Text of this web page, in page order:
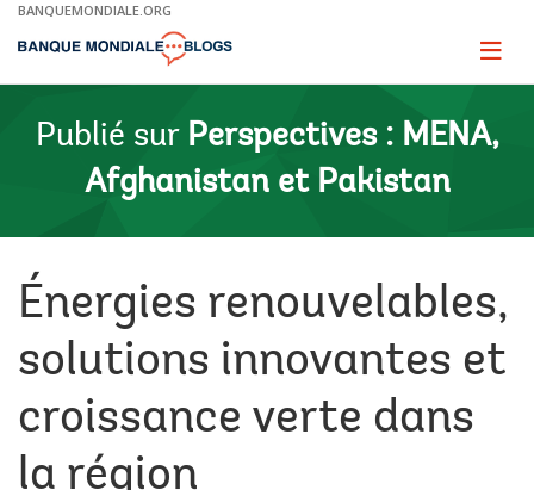
Skip
Main
BANQUEMONDIALE.ORG
Page
Publié sur Perspectives : MENA,
Afghanistan et Pakistan
Énergies renouvelables,
solutions innovantes et
croissance verte dans
la région